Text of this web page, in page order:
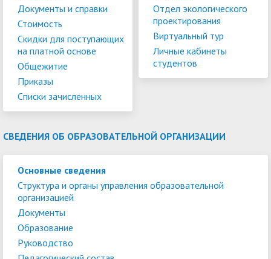
Документы и справки
Стоимость
Скидки для поступающих
на платной основе
Общежитие
Приказы
Списки зачисленных
Отдел экологического
проектирования
Виртуальный тур
Личные кабинеты
студентов
СВЕДЕНИЯ ОБ ОБРАЗОВАТЕЛЬНОЙ ОРГАНИЗАЦИИ
Основные сведения
Структура и органы управления образовательной
организацией
Документы
Образование
Руководство